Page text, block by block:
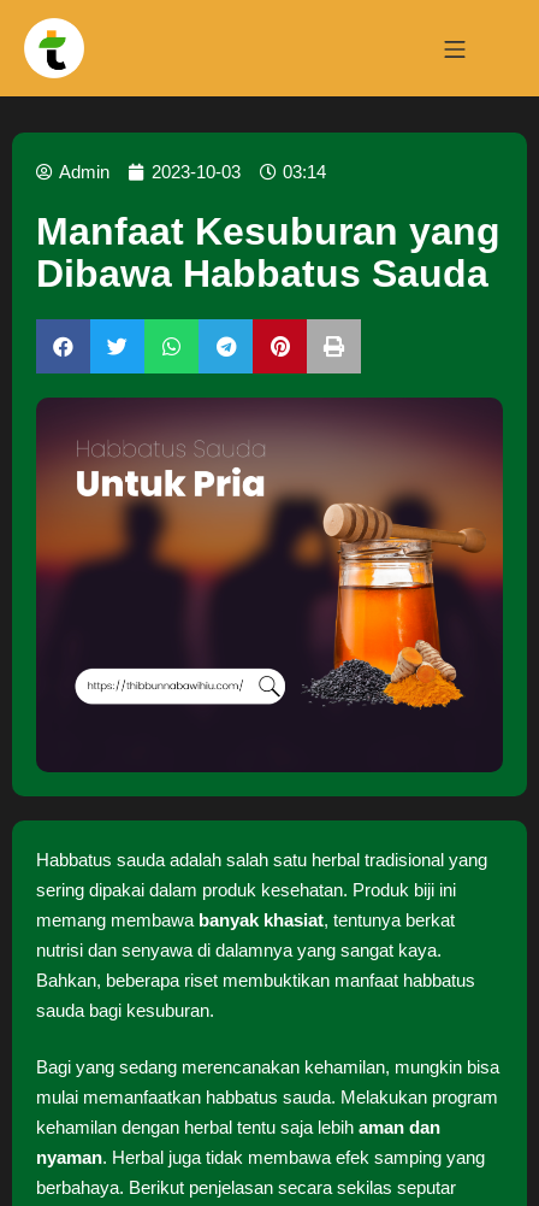
Admin 2023-10-03 03:14
Manfaat Kesuburan yang
Dibawa Habbatus Sauda
Habbatus sauda adalah salah satu herbal tradisional yang
sering dipakai dalam produk kesehatan. Produk biji ini
memang membawa banyak khasiat, tentunya berkat
nutrisi dan senyawa di dalamnya yang sangat kaya.
Bahkan, beberapa riset membuktikan manfaat habbatus
sauda bagi kesuburan.
Bagi yang sedang merencanakan kehamilan, mungkin bisa
mulai memanfaatkan habbatus sauda. Melakukan program
kehamilan dengan herbal tentu saja lebih aman dan
nyaman. Herbal juga tidak membawa efek samping yang
berbahaya. Berikut penjelasan secara sekilas seputar